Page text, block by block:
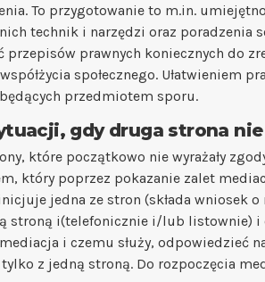
To przygotowanie to m.in.
technik i narzędzi oraz poradzenia
przepisów prawnych koniecznych do
społecznego. Ułatwieniem
przedmiotem sporu.
gdy druga strona
które początkowo nie wyrażały
który poprzez pokazanie zalet
jedna ze stron (składa wniosek
stroną i(telefonicznie i/lub listownie) i
i czemu służy, odpowiedzieć
z jedną stroną. Do rozpoczęcia